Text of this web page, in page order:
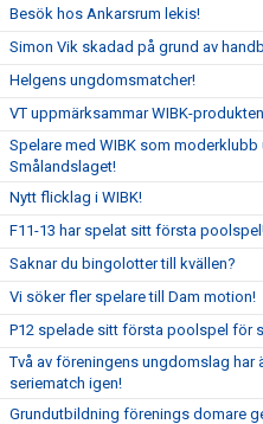
Besök hos Ankarsrum lekis!
Simon Vik skadad på grund av
Helgens ungdomsmatcher!
VT uppmärksammar WIBK-
Spelare med WIBK som moderklubb
Smålandslaget!
Nytt flicklag i WIBK!
F11-13 har spelat sitt första poolspel!
Saknar du bingolotter till kvällen?
Vi söker fler spelare till Dam motion!
P12 spelade sitt första poolspel för
Två av föreningens ungdomslag har
seriematch igen!
Grundutbildning förenings domare